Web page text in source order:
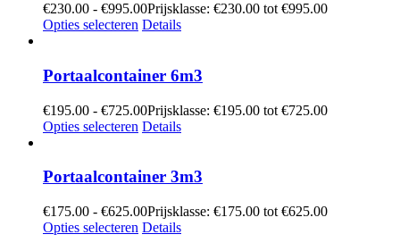
€230.00 - €995.00Prijsklasse: €230.00 tot €995.00
Opties selecteren Details
Portaalcontainer 6m3
€195.00 - €725.00Prijsklasse: €195.00 tot €725.00
Opties selecteren Details
Portaalcontainer 3m3
€175.00 - €625.00Prijsklasse: €175.00 tot €625.00
Opties selecteren Details